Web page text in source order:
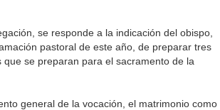
se responde a la indicación del obispo,
pastoral de este año, de preparar tres
se preparan para el sacramento de la
general de la vocación, el matrimonio como